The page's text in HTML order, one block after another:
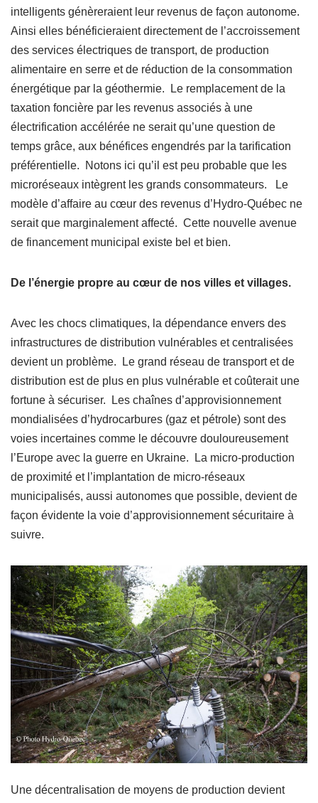
intelligents génèreraient leur revenus de façon autonome.
Ainsi elles bénéficieraient directement de l’accroissement
des services électriques de transport, de production
alimentaire en serre et de réduction de la consommation
énergétique par la géothermie. Le remplacement de la
taxation foncière par les revenus associés à une
électrification accélérée ne serait qu’une question de
temps grâce, aux bénéfices engendrés par la tarification
préférentielle. Notons ici qu’il est peu probable que les
microréseaux intègrent les grands consommateurs. Le
modèle d’affaire au cœur des revenus d’Hydro-Québec ne
serait que marginalement affecté. Cette nouvelle avenue
de financement municipal existe bel et bien.
De l’énergie propre au cœur de nos villes et villages.
Avec les chocs climatiques, la dépendance envers des
infrastructures de distribution vulnérables et centralisées
devient un problème. Le grand réseau de transport et de
distribution est de plus en plus vulnérable et coûterait une
fortune à sécuriser. Les chaînes d’approvisionnement
mondialisées d’hydrocarbures (gaz et pétrole) sont des
voies incertaines comme le découvre douloureusement
l’Europe avec la guerre en Ukraine. La micro-production
de proximité et l’implantation de micro-réseaux
municipalisés, aussi autonomes que possible, devient de
façon évidente la voie d’approvisionnement sécuritaire à
suivre.
Une décentralisation de moyens de production devient